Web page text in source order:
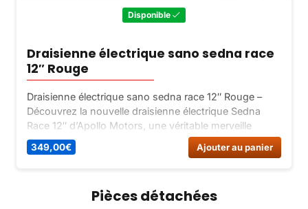
Disponible
Draisienne électrique sano sedna race
12″ Rouge
Draisienne électrique sano sedna race 12″ Rouge –
Découvrez la nouvelle draisienne électrique Sedna
Race 12″ d’Apollo Motors, une véritable merveille
conçue pour les enfants !
349,00€ Ajouter au panier
Pièces détachées